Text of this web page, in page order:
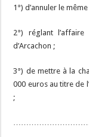
1°) d’annuler le
2°) réglant
d’Arcachon ;
3°) de mettre à la
000 euros au titre de
;